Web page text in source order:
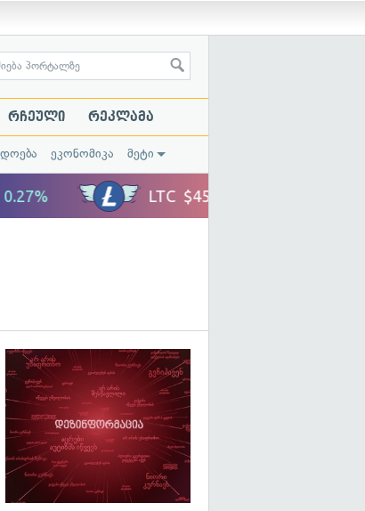
რჩეული რეკლამა
ეკონომიკა მეტი